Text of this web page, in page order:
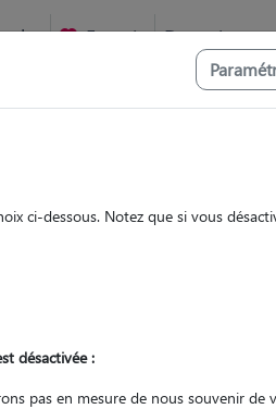
Favoris Devenir pet
ci-dessous. Notez que si vous
désactivée :
pas en mesure de nous souvenir de